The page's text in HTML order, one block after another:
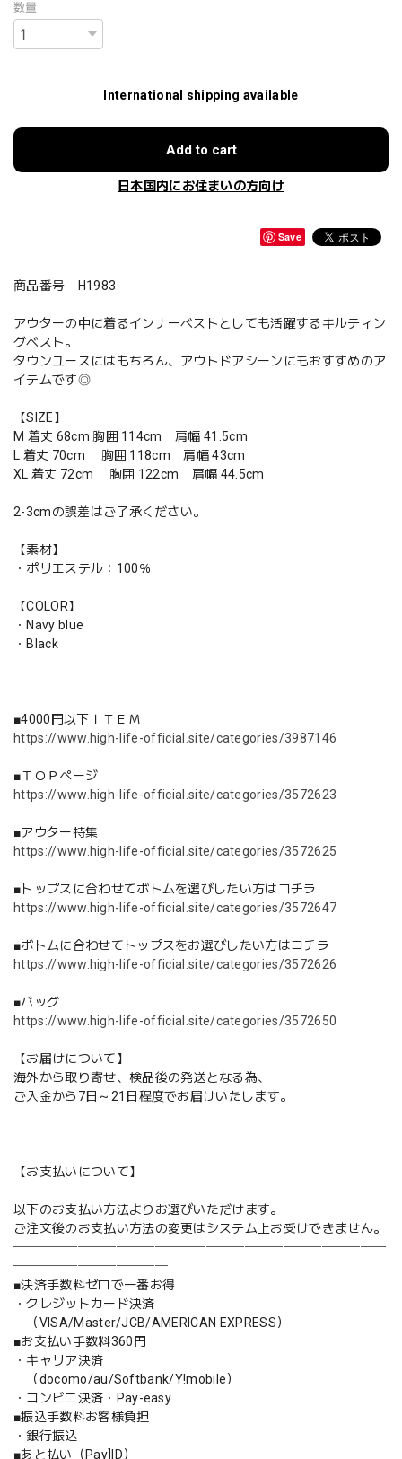
数量
International shipping available
Add to cart
日本国内にお住まいの方向け
Save
商品番号 H1983
アウターの中に着るインナーベストとしても活躍するキルティン
グベスト。
タウンユースにはもちろん、アウトドアシーンにもおすすめのア
イテムです◎
【SIZE】
M 着丈 68cm 胸囲 114cm 肩幅 41.5cm
L 着丈 70cm 胸囲 118cm 肩幅 43cm
XL 着丈 72cm 胸囲 122cm 肩幅 44.5cm
2-3cmの誤差はご了承ください。
【素材】
・ポリエステル：100％
【COLOR】
・Navy blue
・Black
■4000円以下ＩＴＥＭ
https://www.high-life-official.site/categories/3987146
■ＴＯＰページ
https://www.high-life-official.site/categories/3572623
■アウター特集
https://www.high-life-official.site/categories/3572625
■トップスに合わせてボトムを選びしたい方はコチラ
https://www.high-life-official.site/categories/3572647
■ボトムに合わせてトップスをお選びしたい方はコチラ
https://www.high-life-official.site/categories/3572626
■バッグ
https://www.high-life-official.site/categories/3572650
【お届けについて】
海外から取り寄せ、検品後の発送となる為、
ご入金から7日～21日程度でお届けいたします。
【お支払いについて】
以下のお支払い方法よりお選びいただけます。
ご注文後のお支払い方法の変更はシステム上お受けできません。
─────────────────────────────
────────────
■決済手数料ゼロで一番お得
・クレジットカード決済
（VISA/Master/JCB/AMERICAN EXPRESS）
■お支払い手数料360円
・キャリア決済
（docomo/au/Softbank/Y!mobile）
・コンビニ決済・Pay-easy
■振込手数料お客様負担
・銀行振込
■あと払い（Pay]ID）